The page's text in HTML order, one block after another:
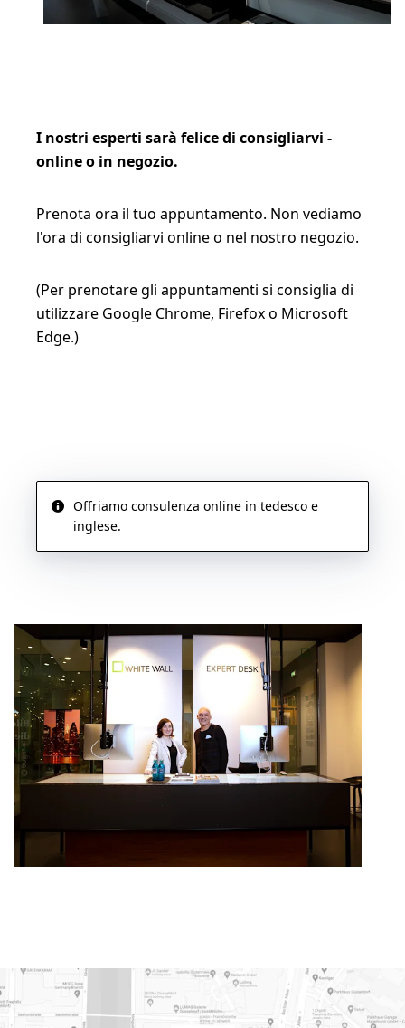
I nostri esperti sarà felice di consigliarvi -
online o in negozio.
Prenota ora il tuo appuntamento. Non vediamo
l'ora di consigliarvi online o nel nostro negozio.
(Per prenotare gli appuntamenti si consiglia di
utilizzare Google Chrome, Firefox o Microsoft
Edge.)
Offriamo consulenza online in tedesco e
inglese.